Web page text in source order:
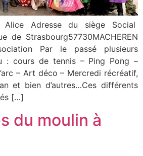
Alice Adresse du siège Social
de Strasbourg57730MACHEREN
Par le passé plusieurs
: cours de tennis – Ping Pong –
– Art déco – Mercredi récréatif,
et bien d’autres…Ces différents
[…]
du moulin à